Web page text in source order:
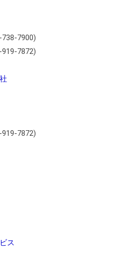
7900)
7872)
7872)
ス